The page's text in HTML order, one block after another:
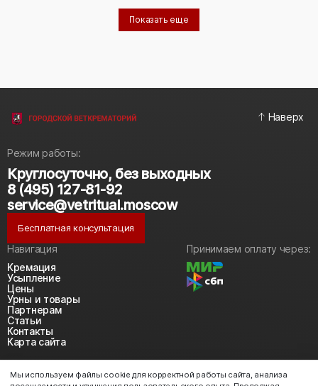
Показать еще
Наверх
Режим работы:
Круглосуточно, без выходных
8 (495) 127-81-92
service@vetritual.moscow
Бесплатная консультация
Навигация
Кремация
Усыпление
Цены
Урны и товары
Партнерам
Статьи
Контакты
Карта сайта
Принимаем оплату через:
Политика конфиденциальности
Мы используем файлы cookie для корректной работы сайта, анализа